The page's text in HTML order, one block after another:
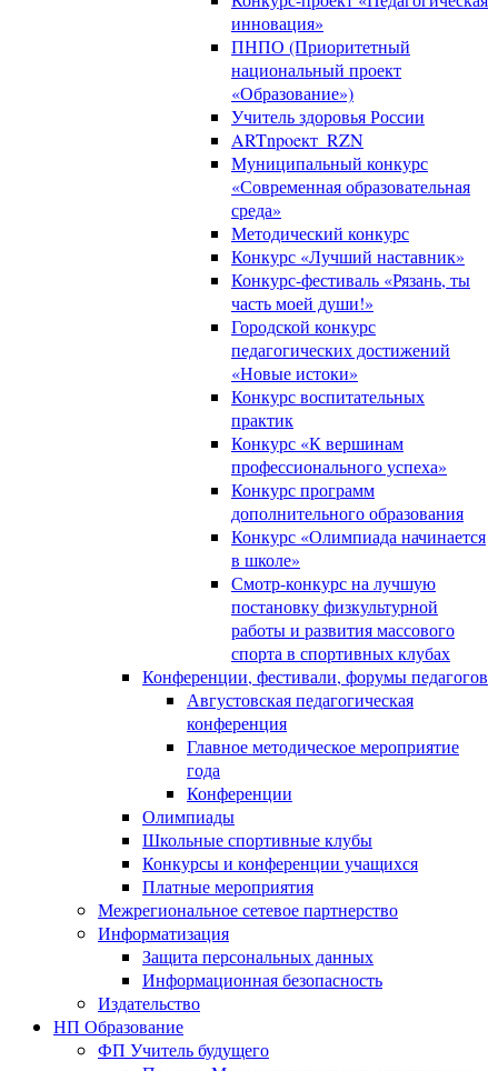
инновация»
ПНПО (Приоритетный
национальный проект
«Образование»)
Учитель здоровья России
ARTnpoeкт_RZN
Муниципальный конкурс
«Современная образовательная
среда»
Методический конкурс
Конкурс «Лучший наставник»
Конкурс-фестиваль «Рязань, ты
часть моей души!»
Городской конкурс
педагогических достижений
«Новые истоки»
Конкурс воспитательных
практик
Конкурс «К вершинам
профессионального успеха»
Конкурс программ
дополнительного образования
Конкурс «Олимпиада начинается
в школе»
Смотр-конкурс на лучшую
постановку физкультурной
работы и развития массового
спорта в спортивных клубах
Конференции, фестивали, форумы педагогов
Августовская педагогическая
конференция
Главное методическое мероприятие
года
Конференции
Олимпиады
Школьные спортивные клубы
Конкурсы и конференции учащихся
Платные мероприятия
Межрегиональное сетевое партнерство
Информатизация
Защита персональных данных
Информационная безопасность
Издательство
НП Образование
ФП Учитель будущего